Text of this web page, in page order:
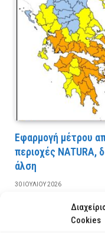
Cookies
Εφαρμογή μέτρου
περιοχές NATURA,
άλση
30 ΙΟΥΛΊΟΥ 2026
ΔΙΑΒΆΣΤΕ ΠΕΡΙΣΣΌΤΕΡΑ